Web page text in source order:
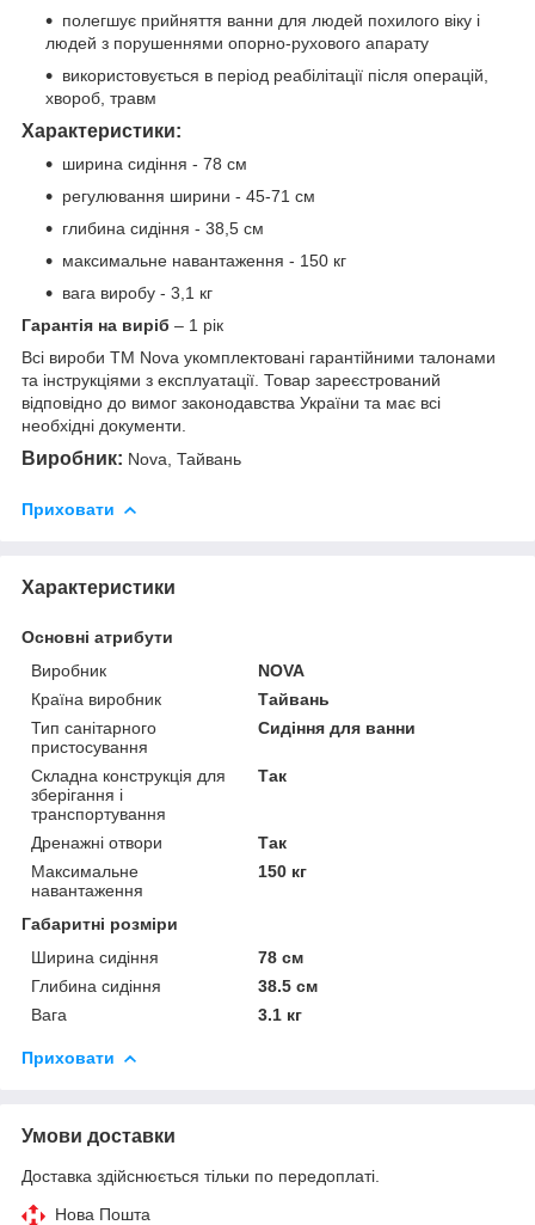
полегшує прийняття ванни для людей похилого віку і
людей з порушеннями опорно-рухового апарату
використовується в період реабілітації після операцій,
хвороб, травм
Характеристики:
ширина сидіння - 78 см
регулювання ширини - 45-71 см
глибина сидіння - 38,5 см
максимальне навантаження - 150 кг
вага виробу - 3,1 кг
Гарантія на виріб – 1 рік
Всі вироби ТМ Nova укомплектовані гарантійними талонами
та інструкціями з експлуатації. Товар зареєстрований
відповідно до вимог законодавства України та має всі
необхідні документи.
Виробник: Nova, Тайвань
Приховати
Характеристики
Основні атрибути
Виробник
NOVA
Країна виробник
Тайвань
Тип санітарного
пристосування
Сидіння для ванни
Складна конструкція для
зберігання і
транспортування
Так
Дренажні отвори
Так
Максимальне
навантаження
150 кг
Габаритні розміри
Ширина сидіння
78 см
Глибина сидіння
38.5 см
Вага
3.1 кг
Приховати
Умови доставки
Доставка здійснюється тільки по передоплаті.
Нова Пошта